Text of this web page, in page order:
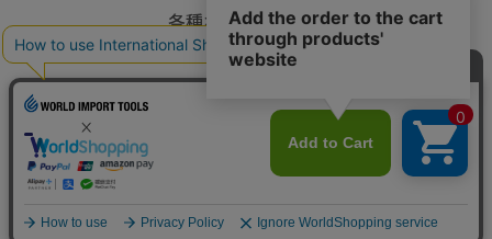
各種お問い合わせ
045-949-2451
年中無休（年末年始を除く）